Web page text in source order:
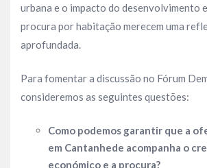
urbana e o impacto do desenvolvimento
procura por habitação merecem uma
aprofundada.
Para fomentar a discussão no Fórum
consideremos as seguintes questões:
Como podemos garantir que a
em Cantanhede acompanha o
económico e a procura?